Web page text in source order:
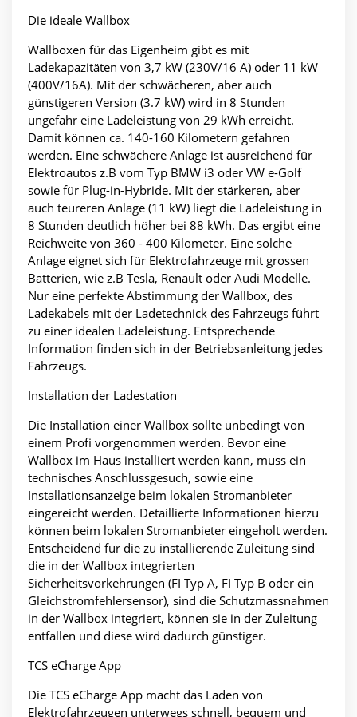
Die ideale Wallbox
Wallboxen für das Eigenheim gibt es mit
Ladekapazitäten von 3,7 kW (230V/16 A) oder 11 kW
(400V/16A). Mit der schwächeren, aber auch
günstigeren Version (3.7 kW) wird in 8 Stunden
ungefähr eine Ladeleistung von 29 kWh erreicht.
Damit können ca. 140-160 Kilometern gefahren
werden. Eine schwächere Anlage ist ausreichend für
Elektroautos z.B vom Typ BMW i3 oder VW e-Golf
sowie für Plug-in-Hybride. Mit der stärkeren, aber
auch teureren Anlage (11 kW) liegt die Ladeleistung in
8 Stunden deutlich höher bei 88 kWh. Das ergibt eine
Reichweite von 360 - 400 Kilometer. Eine solche
Anlage eignet sich für Elektrofahrzeuge mit grossen
Batterien, wie z.B Tesla, Renault oder Audi Modelle.
Nur eine perfekte Abstimmung der Wallbox, des
Ladekabels mit der Ladetechnick des Fahrzeugs führt
zu einer idealen Ladeleistung. Entsprechende
Information finden sich in der Betriebsanleitung jedes
Fahrzeugs.
Installation der Ladestation
Die Installation einer Wallbox sollte unbedingt von
einem Profi vorgenommen werden. Bevor eine
Wallbox im Haus installiert werden kann, muss ein
technisches Anschlussgesuch, sowie eine
Installationsanzeige beim lokalen Stromanbieter
eingereicht werden. Detaillierte Informationen hierzu
können beim lokalen Stromanbieter eingeholt werden.
Entscheidend für die zu installierende Zuleitung sind
die in der Wallbox integrierten
Sicherheitsvorkehrungen (FI Typ A, FI Typ B oder ein
Gleichstromfehlersensor), sind die Schutzmassnahmen
in der Wallbox integriert, können sie in der Zuleitung
entfallen und diese wird dadurch günstiger.
TCS eCharge App
Die TCS eCharge App macht das Laden von
Elektrofahrzeugen unterwegs schnell, bequem und